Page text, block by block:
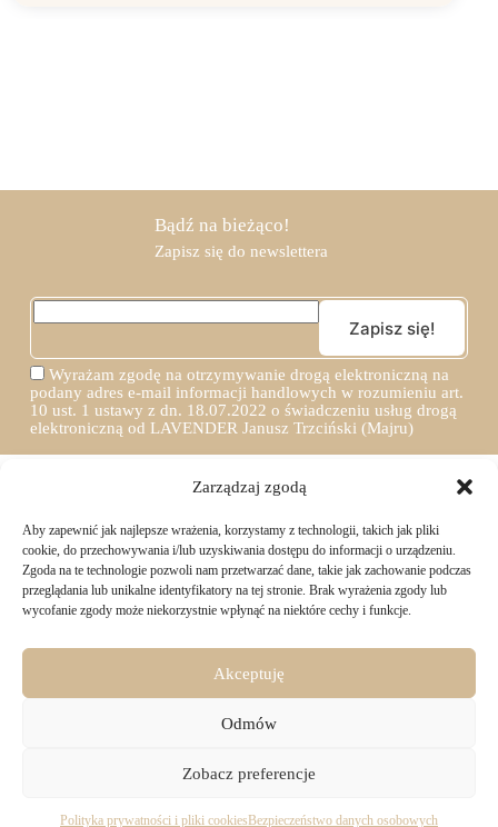
Zarządzaj zgodą
Aby zapewnić jak najlepsze wrażenia, korzystamy z technologii, takich jak pliki
cookie, do przechowywania i/lub uzyskiwania dostępu do informacji o urządzeniu.
Zgoda na te technologie pozwoli nam przetwarzać dane, takie jak zachowanie podczas
przeglądania lub unikalne identyfikatory na tej stronie. Brak wyrażenia zgody lub
wycofanie zgody może niekorzystnie wpłynąć na niektóre cechy i funkcje.
Akceptuję
Odmów
Zobacz preferencje
Polityka prywatności i pliki cookiesBezpieczeństwo danych osobowych
Bądź na bieżąco!
Zapisz się do newslettera
Wyrażam zgodę na otrzymywanie drogą elektroniczną na
podany adres e-mail informacji handlowych w rozumieniu art.
10 ust. 1 ustawy z dn. 18.07.2022 o świadczeniu usług drogą
elektroniczną od LAVENDER Janusz Trzciński (Majru)
TWOJE ZAKUPY
Logowanie i rejestracja
Jak złożyć zamówienie
Formy płatności
14 dni na zwrot zakupów
INFORMACJE PRAWNE
Regulamin sklepu
Materiały do pobrania
KONTAKT
biuro@majru.com
Pracujemy od 9:00 do 16:00 w dni robocze.
Copyright © 2026 - Majru
32.00zł